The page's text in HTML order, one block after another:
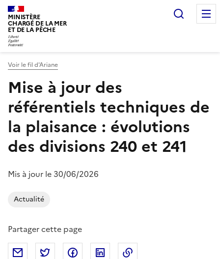
MINISTÈRE
CHARGÉ DE LA MER
ET DE LA PÊCHE
Voir le fil d'Ariane
Mise à jour des
référentiels techniques de
la plaisance : évolutions
des divisions 240 et 241
Mis à jour le 30/06/2026
Actualité
Partager cette page
Partager par mailPartager sur Twitter
Partager sur Facebook
Partager sur Linkedin